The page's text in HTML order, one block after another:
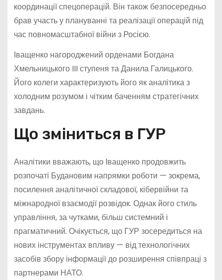
координації спецоперацій. Він також безпосередньо
брав участь у плануванні та реалізації операцій під
час повномасштабної війни з Росією.
Іващенко нагороджений орденами Богдана
Хмельницького III ступеня та Данила Галицького.
Його колеги характеризують його як аналітика з
холодним розумом і чітким баченням стратегічних
завдань.
Що зміниться в ГУР
Аналітики вважають, що Іващенко продовжить
розпочаті Будановим напрямки роботи — зокрема,
посилення аналітичної складової, кібервійни та
міжнародної взаємодії розвідок. Однак його стиль
управління, за чутками, більш системний і
прагматичний. Очікується, що ГУР зосередиться на
нових інструментах впливу — від технологічних
засобів збору інформації до розширення співпраці з
партнерами НАТО.